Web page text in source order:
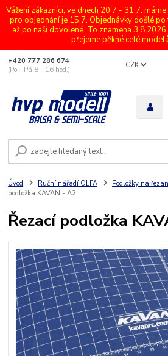
Vážení zákazníci, ve dnech 20.7 - 31.7.
pro objednání je 15.7. Objednávky došlé
až po naší dovolené. To znamená
přejeme pěkné celé
CZK
+420 777 286 674
(Po - Pá 8 - 16 hod.)
Úvod Ruční nářadí OLFA Podložky na
podložka KAVAN - A2
Řezací podložka